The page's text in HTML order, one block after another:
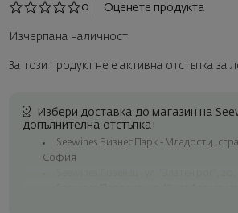
0
Оценете продукта
Изчерпана наличност
За този продукт не е активна отстъпка за
Избери доставка до магазин на
допълнителна отстъпка!
Seewines Бизнес Парк - Младост 4,
София
Seewines Пловдив - ул. "Княз